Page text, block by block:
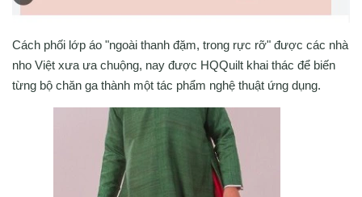
Cách phối lớp áo "ngoài thanh đặm, trong rực rỡ" được các nhà
nho Việt xưa ưa chuộng, nay được HQQuilt khai thác để biến
từng bộ chăn ga thành một tác phẩm nghệ thuật ứng dụng.